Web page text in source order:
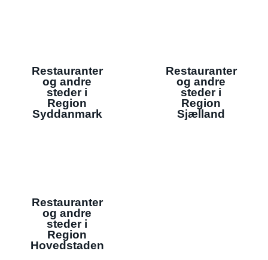
Restauranter
og andre
steder i
Region
Syddanmark
Restauranter
og andre
steder i
Region
Sjælland
Restauranter
og andre
steder i
Region
Hovedstaden